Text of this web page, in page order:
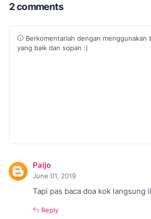
2 comments
Berkomentarlah dengan menggunakan
yang baik dan sopan :)
Paijo
June 01, 2019
Tapi pas baca doa kok langsung
Reply